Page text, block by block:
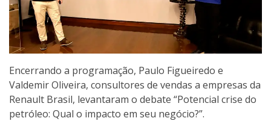
Encerrando a programação, Paulo Figueiredo e
Valdemir Oliveira, consultores de vendas a empresas da
Renault Brasil, levantaram o debate “Potencial crise do
petróleo: Qual o impacto em seu negócio?”.